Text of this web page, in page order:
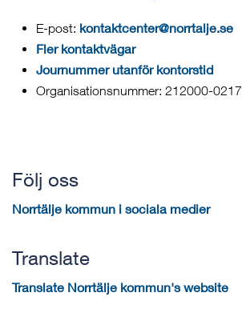
E-post: kontaktcenter@norrtalje.se
Fler kontaktvägar
Journummer utanför kontorstid
Organisationsnummer: 212000-0217
Följ oss
Norrtälje kommun i sociala medier
Translate
Translate Norrtälje kommun's website